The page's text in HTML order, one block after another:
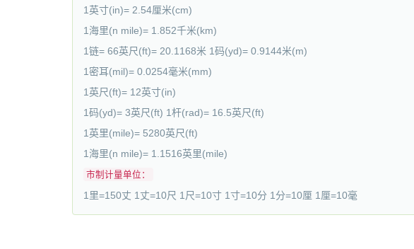
1英寸(in)= 2.54厘米(cm)
1海里(n mile)= 1.852千米(km)
1链= 66英尺(ft)= 20.1168米 1码(yd)= 0.9144米(m)
1密耳(mil)= 0.0254毫米(mm)
1英尺(ft)= 12英寸(in)
1码(yd)= 3英尺(ft) 1杆(rad)= 16.5英尺(ft)
1英里(mile)= 5280英尺(ft)
1海里(n mile)= 1.1516英里(mile)
市制计量单位：
1里=150丈 1丈=10尺 1尺=10寸 1寸=10分 1分=10厘 1厘=10毫